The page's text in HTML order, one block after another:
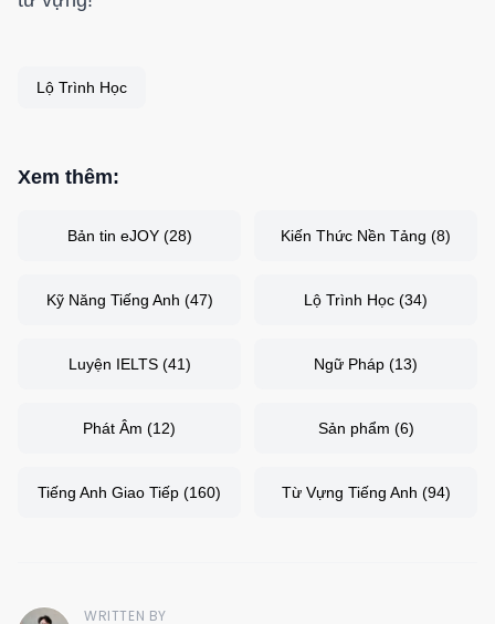
Lộ Trình Học
Xem thêm:
Bản tin eJOY(28) Kiến Thức Nền Tảng (8)
Kỹ Năng Tiếng Anh (47) Lộ Trình Học (34)
Luyện IELTS(41) Ngữ Pháp (13)
Phát Âm (12) Sản phẩm (6)
Tiếng Anh Giao Tiếp (160) Từ Vựng Tiếng Anh (94)
WRITTEN BY